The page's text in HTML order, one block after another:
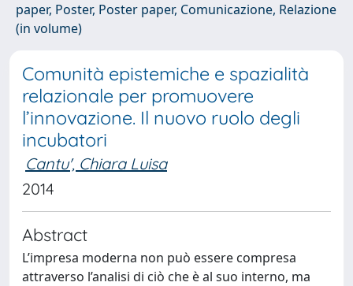
paper, Poster, Poster paper, Comunicazione, Relazione
(in volume)
Comunità epistemiche e spazialità
relazionale per promuovere
l’innovazione. Il nuovo ruolo degli
incubatori
Cantu', Chiara Luisa
2014
Abstract
L’impresa moderna non può essere compresa
attraverso l’analisi di ciò che è al suo interno, ma